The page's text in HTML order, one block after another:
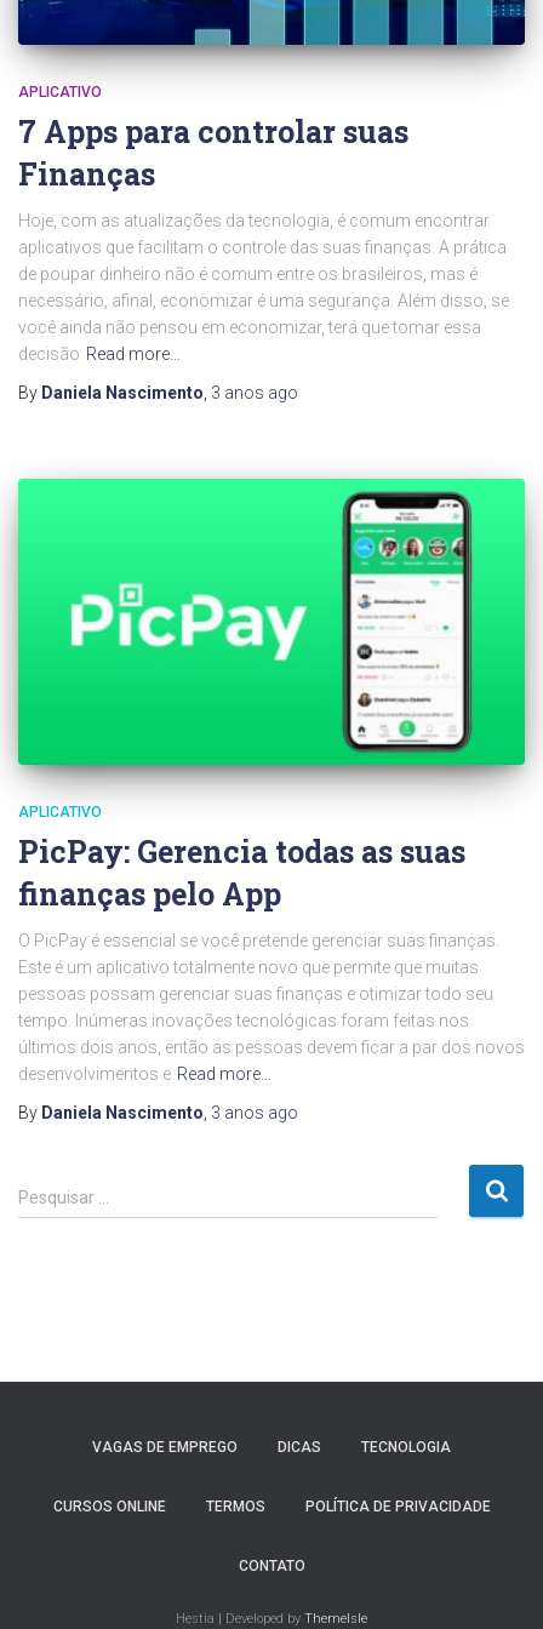
APLICATIVO
7 Apps para controlar suas
Finanças
Hoje, com as atualizações da tecnologia, é comum encontrar
aplicativos que facilitam o controle das suas finanças. A prática
de poupar dinheiro não é comum entre os brasileiros, mas é
necessário, afinal, economizar é uma segurança. Além disso, se
você ainda não pensou em economizar, terá que tomar essa
decisão Read more…
By Daniela Nascimento 3 anos ago
APLICATIVO
PicPay: Gerencia todas as suas
finanças pelo App
O PicPay é essencial se você pretende gerenciar suas finanças.
Este é um aplicativo totalmente novo que permite que muitas
pessoas possam gerenciar suas finanças e otimizar todo seu
tempo. Inúmeras inovações tecnológicas foram feitas nos
últimos dois anos, então as pessoas devem ficar a par dos novos
desenvolvimentos e Read more…
By Daniela Nascimento 3 anos ago
P
e
Pesquisar …
VAGAS DE EMPREGO DICAS TECNOLOGIA
CURSOS ONLINE TERMOS POLÍTICA DE PRIVACIDADE
CONTATO
Hestia | Developed by ThemeIsle